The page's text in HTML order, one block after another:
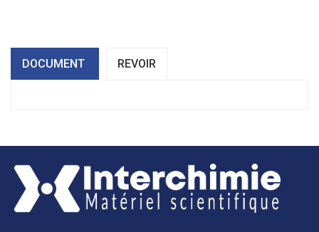
DOCUMENT REVOIR